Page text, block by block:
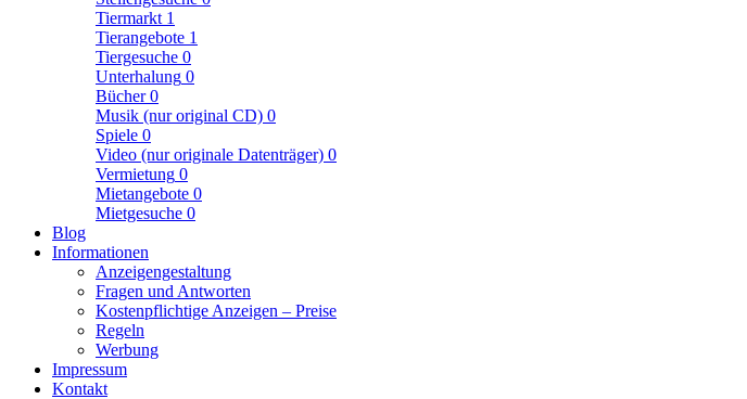
Tiermarkt 1
Tierangebote 1
Tiergesuche 0
Unterhalung 0
Bücher0
Musik (nur original CD) 0
Spiele 0
Video (nur originale Datenträger) 0
Vermietung 0
Mietangebote 0
Mietgesuche 0
Blog
Informationen
Anzeigengestaltung
Fragen und Antworten
Kostenpflichtige Anzeigen – Preise
Regeln
Werbung
Impressum
Kontakt